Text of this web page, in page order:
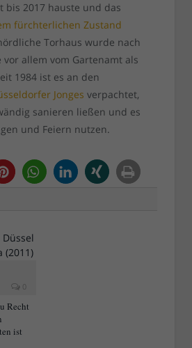
bis 2017 hauste und das
fürchterlichen Zustand
Torhaus wurde nach
vor allem vom Gartenamt als
1984 ist es an den
Jonges verpachtet,
sanieren ließen und es
und Feiern nutzen.
0
Recht
ist